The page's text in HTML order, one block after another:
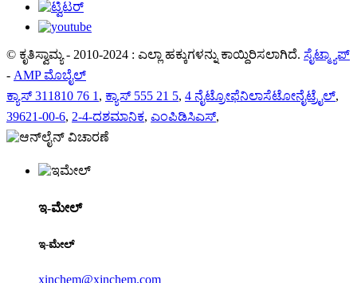
© ಕೃತಿಸ್ವಾಮ್ಯ - 2010-2024 : ಎಲ್ಲಾ ಹಕ್ಕುಗಳನ್ನು ಕಾಯ್ದಿರಿಸಲಾಗಿದೆ. ಸೈಟ್ಮ್ಯಾಪ್
- AMP ಮೊಬೈಲ್
ಕ್ಯಾಸ್ 311810 76 1 , ಕ್ಯಾಸ್ 555 21 5, 4 ನೈಟ್ರೋಫೆನಿಲಾಸೆಟೋನೈಟ್ರೈಲ್,
39621-00-6, 2-4-ದಶಮಾನಿಕ, ಎಂಪಿಡಿಸಿಎಸ್,
ಇ-ಮೇಲ್
ಇ-ಮೇಲ್
xinchem@xinchem.com